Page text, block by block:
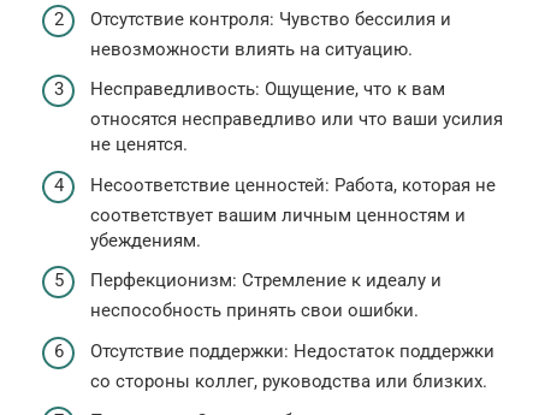
Отсутствие контроля: Чувство бессилия и
невозможности влиять на ситуацию.
Несправедливость: Ощущение, что к вам
относятся несправедливо или что ваши усилия
не ценятся.
Несоответствие ценностей: Работа, которая не
соответствует вашим личным ценностям и
убеждениям.
Перфекционизм: Стремление к идеалу и
неспособность принять свои ошибки.
Отсутствие поддержки: Недостаток поддержки
со стороны коллег, руководства или близких.